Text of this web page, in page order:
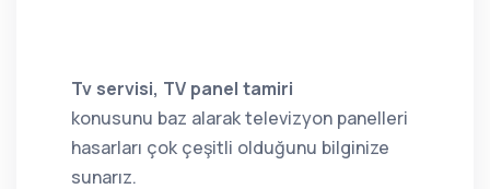
Tv servisi, TV panel tamiri
konusunu baz alarak televizyon panelleri
hasarları çok çeşitli olduğunu bilginize
sunarız.